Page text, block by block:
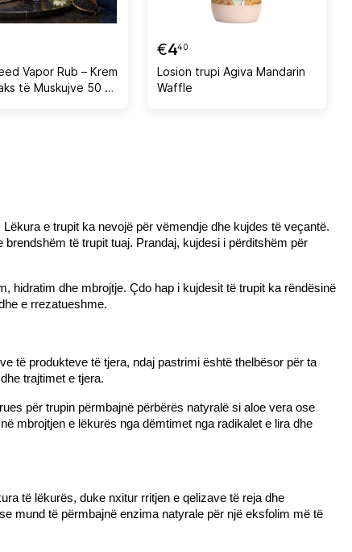
Vapor Rub – Krem
të Muskujve 50 ml
€440
Losion trupi Agiva Mandarin
Waffle
e trupit ka nevojë për vëmendje dhe kujdes të veçantë.
të trupit tuaj. Prandaj, kujdesi i përditshëm për
hidratim dhe mbrojtje. Çdo hap i kujdesit të trupit ka rëndësinë
e rrezatueshme.
të produkteve të tjera, ndaj pastrimi është thelbësor për ta
trajtimet e tjera.
për trupin përmbajnë përbërës natyralë si aloe vera ose
mbrojtjen e lëkurës nga dëmtimet nga radikalet e lira dhe
të lëkurës, duke nxitur rritjen e qelizave të reja dhe
mund të përmbajnë enzima natyrale për një eksfolim më të